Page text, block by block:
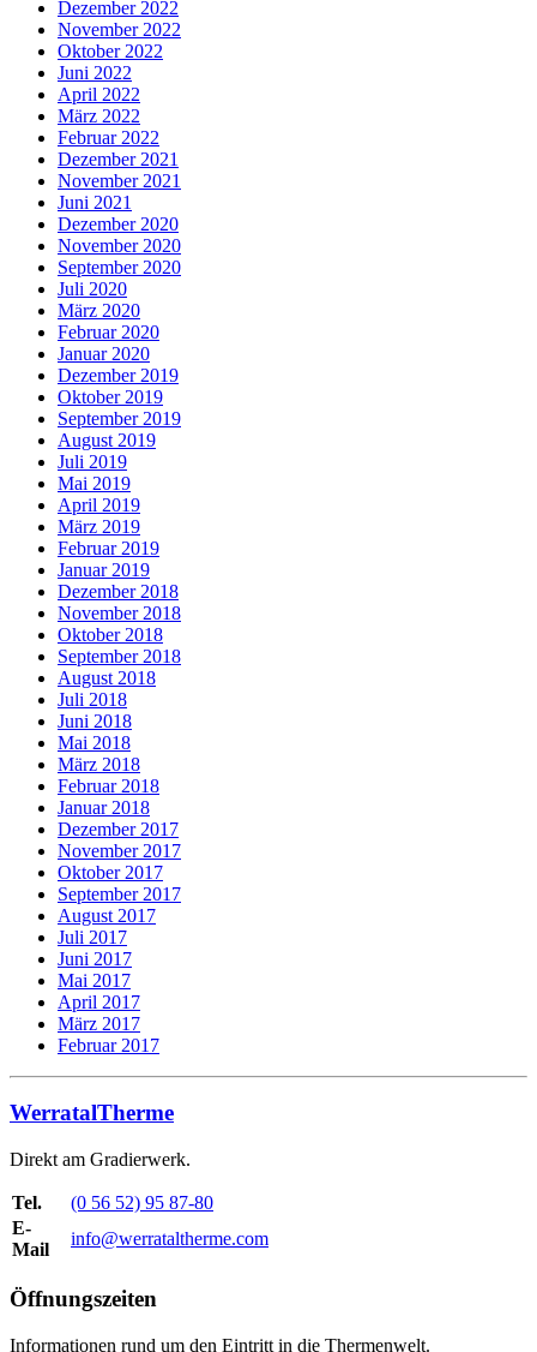
Dezember 2022
November 2022
Oktober 2022
Juni 2022
April 2022
März 2022
Februar 2022
Dezember 2021
November 2021
Juni 2021
Dezember 2020
November 2020
September 2020
Juli 2020
März 2020
Februar 2020
Januar 2020
Dezember 2019
Oktober 2019
September 2019
August 2019
Juli 2019
Mai 2019
April 2019
März 2019
Februar 2019
Januar 2019
Dezember 2018
November 2018
Oktober 2018
September 2018
August 2018
Juli 2018
Juni 2018
Mai 2018
März 2018
Februar 2018
Januar 2018
Dezember 2017
November 2017
Oktober 2017
September 2017
August 2017
Juli 2017
Juni 2017
Mai 2017
April 2017
März 2017
Februar 2017
WerratalTherme
Direkt am Gradierwerk.
Tel.
(0 56 52) 95 87-80
E-
Mail
info@werrataltherme.com
Öffnungszeiten
Informationen rund um den Eintritt in die Thermenwelt.